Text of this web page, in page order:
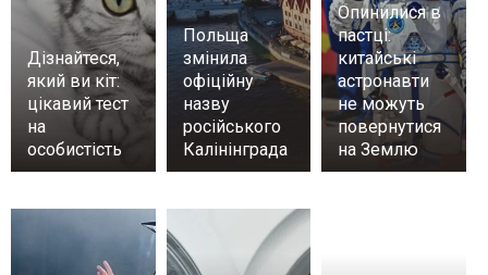
Дізнайтеся,
який ви кіт:
цікавий тест
на
особистість
Польща
змінила
офіційну
назву
російського
Калінінграда
Опинилися в
пастці:
китайські
астронавти
не можуть
повернутися
на Землю